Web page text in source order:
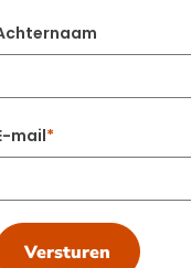
mail
Versturen